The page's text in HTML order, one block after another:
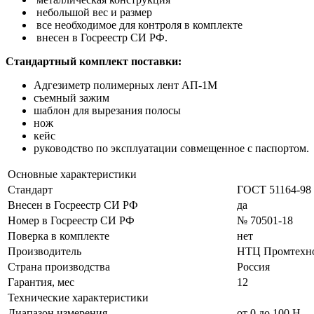
небольшой вес и размер
все необходимое для контроля в комплекте
внесен в Госреестр СИ РФ.
Стандартный комплект поставки:
Адгезиметр полимерных лент АП-1М
съемный зажим
шаблон для вырезания полосы
нож
кейс
руководство по эксплуатации совмещенное с паспортом.
Основные характеристики
Стандарт
ГОСТ 51164-98
Внесен в Госреестр СИ РФ
да
Номер в Госреестр СИ РФ
№ 70501-18
Поверка в комплекте
нет
Производитель
НТЦ
Страна производства
Россия
Гарантия, мес
12
Технические характеристики